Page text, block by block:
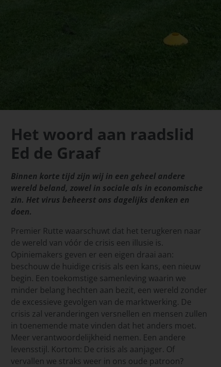
Het woord aan raadslid
Ed de Graaf
Binnen korte tijd zijn wij in een geheel andere
wereld beland, zowel in sociale als in economische
zin. Het virus beheerst ons dagelijks denken en
doen.
Premier Rutte waarschuwt dat het terugkeren naar
de wereld van vóór de crisis een illusie is.
Opiniemakers geven er een eigen draai aan:
beschouw de huidige crisis als een kans, een nieuw
begin. Een toekomstige samenleving waarin we
minder belang hechten aan bezit, een wereld zonder
de excessieve gevolgen van de marktwerking. De
crisis zal veranderingen versnellen en mensen zullen
in toenemende mate vinden dat het anders moet.
Meer verantwoordelijkheid nemen. Een andere
levensstijl. Kortom: De crisis als aanjager. Of
vervallen we straks weer in ons oude patroon?